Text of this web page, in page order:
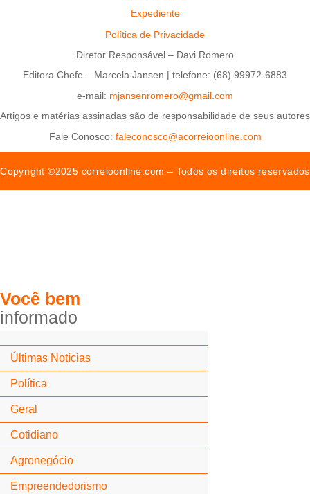
Expediente
Política de Privacidade
Diretor Responsável – Davi Romero
Editora Chefe – Marcela Jansen | telefone: (68) 99972-6883
e-mail: mjansenromero@gmail.com
Artigos e matérias assinadas são de responsabilidade de seus autores
Fale Conosco: faleconosco@acorreioonline.com
Copyright ©2025 correioonline.com – Todos os direitos reservados
Você bem
informado
Últimas Notícias
Política
Geral
Cotidiano
Agronegócio
Empreendedorismo